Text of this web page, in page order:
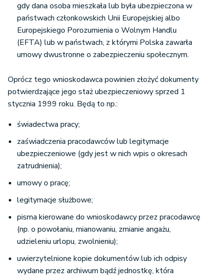
gdy dana osoba mieszkała lub była ubezpieczona w
państwach członkowskich Unii Europejskiej albo
Europejskiego Porozumienia o Wolnym Handlu
(EFTA) lub w państwach, z którymi Polska zawarła
umowy dwustronne o zabezpieczeniu społecznym.
Oprócz tego wnioskodawca powinien złożyć dokumenty
potwierdzające jego staż ubezpieczeniowy sprzed 1
stycznia 1999 roku. Będą to np.:
świadectwa pracy;
zaświadczenia pracodawców lub legitymacje
ubezpieczeniowe (gdy jest w nich wpis o okresach
zatrudnienia);
umowy o pracę;
legitymacje służbowe;
pisma kierowane do wnioskodawcy przez pracodawcę
(np. o powołaniu, mianowaniu, zmianie angażu,
udzieleniu urlopu, zwolnieniu);
uwierzytelnione kopie dokumentów lub ich odpisy
wydane przez archiwum bądź jednostkę, która